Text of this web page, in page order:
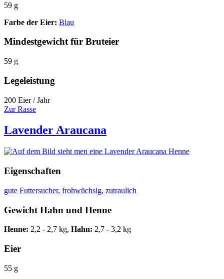
59 g
Farbe der Eier: Blau
Mindestgewicht für Bruteier
59 g
Legeleistung
200 Eier / Jahr
Zur Rasse
Lavender Araucana
Eigenschaften
gute Futtersucher, frohwüchsig, zutraulich
Gewicht Hahn und Henne
Henne: 2,2 - 2,7 kg, Hahn: 2,7 - 3,2 kg
Eier
55 g